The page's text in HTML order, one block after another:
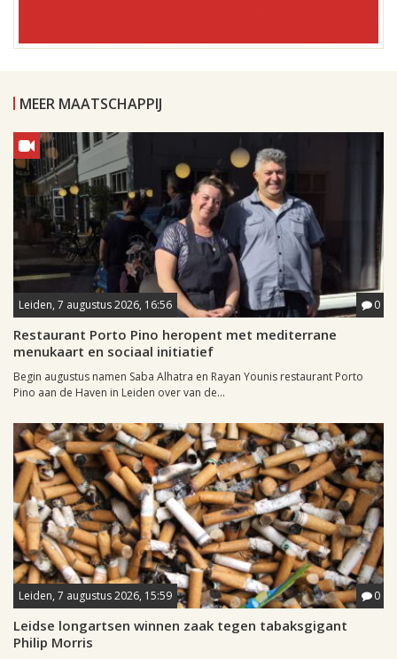
MEER MAATSCHAPPIJ
Leiden, 7 augustus 2026, 16:56 0
Restaurant Porto Pino heropent met mediterrane
menukaart en sociaal initiatief
Begin augustus namen Saba Alhatra en Rayan Younis restaurant Porto
Pino aan de Haven in Leiden over van de...
Leiden, 7 augustus 2026, 15:59 0
Leidse longartsen winnen zaak tegen tabaksgigant
Philip Morris